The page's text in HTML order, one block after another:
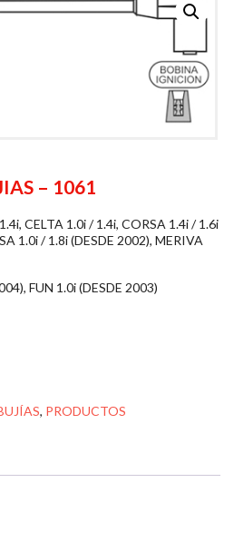
– 1061
CELTA 1.0i / 1.4i, CORSA 1.4i / 1.6i
1.0i / 1.8i (DESDE 2002), MERIVA
FUN 1.0i (DESDE 2003)
, PRODUCTOS